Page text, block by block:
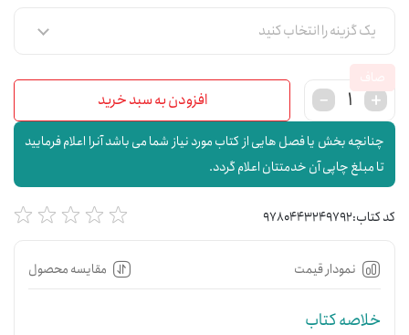
افزودن به سبد خرید
چنانچه بخش یا فصل هایی از کتاب مورد نیاز شما می باشد آنرا اعلام فرمایید
تا مبلغ چاپی آن خدمتتان اعلام گردد.
کد کتاب:9780443249792
نمودار قیمت مقایسه محصول
خلاصه کتاب